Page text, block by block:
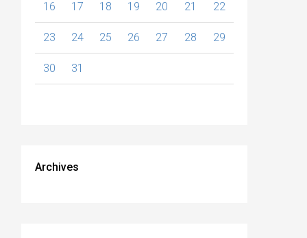
16 17 18 19 20 21 22
23 24 25 26 27 28 29
30 31
Archives